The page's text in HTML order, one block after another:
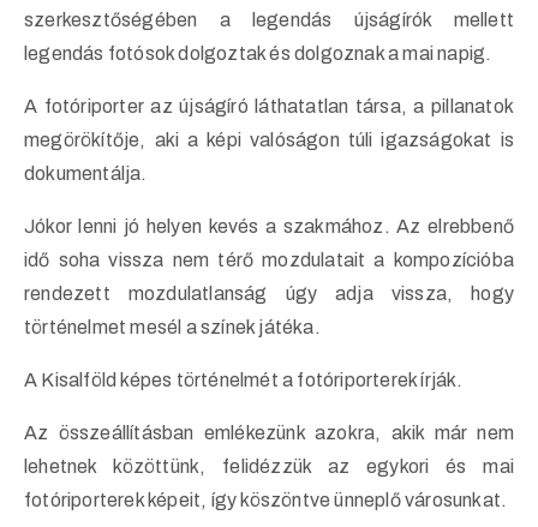
Use
szerkesztőségében a legendás újságírók mellett
legendás fotósok dolgoztak és dolgoznak a mai napig.
A fotóriporter az újságíró láthatatlan társa, a pillanatok
megörökítője, aki a képi valóságon túli igazságokat is
dokumentálja.
Jókor lenni jó helyen kevés a szakmához. Az elrebbenő
idő soha vissza nem térő mozdulatait a kompozícióba
rendezett mozdulatlanság úgy adja vissza, hogy
történelmet mesél a színek játéka.
A Kisalföld képes történelmét a fotóriporterek írják.
Az összeállításban emlékezünk azokra, akik már nem
lehetnek közöttünk, felidézzük az egykori és mai
fotóriporterek képeit, így köszöntve ünneplő városunkat.